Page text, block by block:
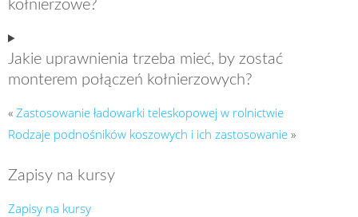
kołnierzowe?
Jakie uprawnienia trzeba mieć, by zostać
monterem połączeń kołnierzowych?
« Zastosowanie ładowarki teleskopowej w rolnictwie
Rodzaje podnośników koszowych i ich zastosowanie »
Zapisy na kursy
Zapisy na kursy